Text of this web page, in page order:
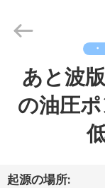
2019
Electronic
Rights
あと波
の油圧
起源の場所: